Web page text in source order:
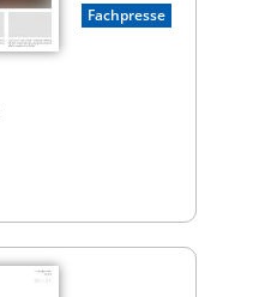
Fachpresse